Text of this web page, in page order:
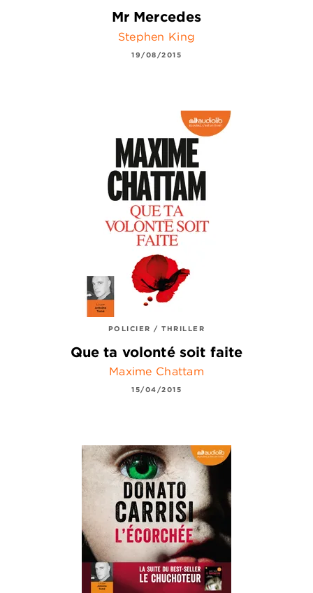
Mr Mercedes
Stephen King
19/08/2015
POLICIER / THRILLER
Que ta volonté soit faite
Maxime Chattam
15/04/2015